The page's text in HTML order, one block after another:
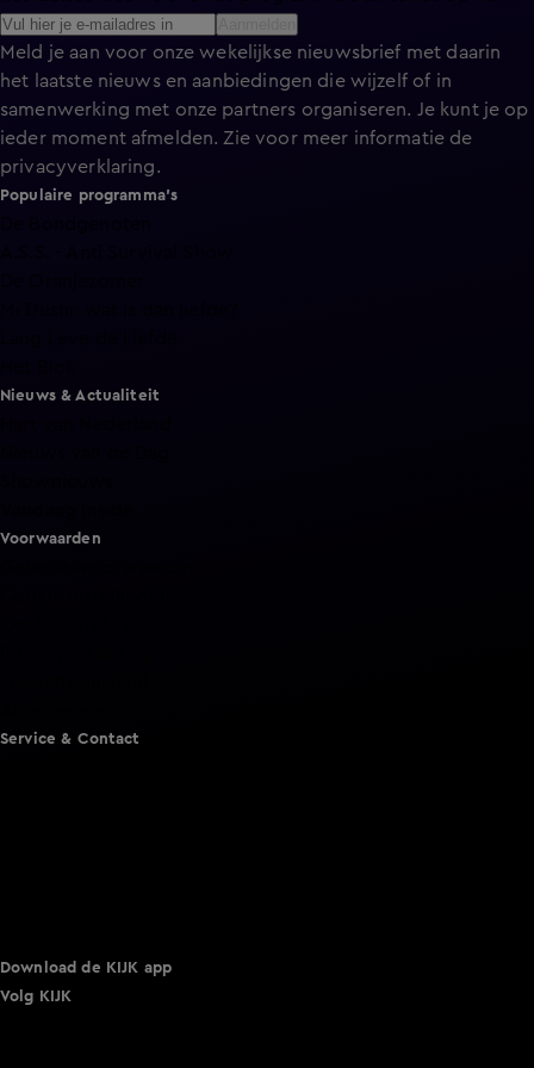
Meld je aan voor onze wekelijkse nieuwsbrief met daarin
het laatste nieuws en aanbiedingen die wijzelf of in
samenwerking met onze partners organiseren. Je kunt je op
ieder moment afmelden. Zie voor meer informatie de
privacyverklaring.
Populaire programma's
Nieuws & Actualiteit
Voorwaarden
Service & Contact
Download de KIJK app
Volg KIJK